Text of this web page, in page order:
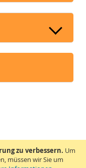
zu verbessern. Um
müssen wir Sie um
von